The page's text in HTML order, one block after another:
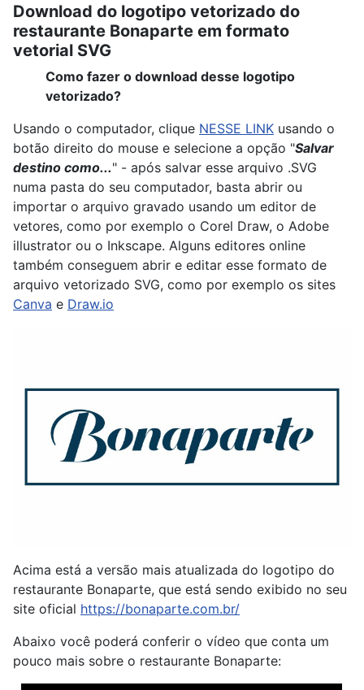
Download do logotipo vetorizado do
restaurante Bonaparte em formato
vetorial SVG
Como fazer o download desse logotipo
vetorizado?
Usando o computador, clique NESSE LINK usando o
botão direito do mouse e selecione a opção "Salvar
destino como..." - após salvar esse arquivo .SVG
numa pasta do seu computador, basta abrir ou
importar o arquivo gravado usando um editor de
vetores, como por exemplo o Corel Draw, o Adobe
illustrator ou o Inkscape. Alguns editores online
também conseguem abrir e editar esse formato de
arquivo vetorizado SVG, como por exemplo os sites
Canva e Draw.io
Acima está a versão mais atualizada do logotipo do
restaurante Bonaparte, que está sendo exibido no seu
site oficial https://bonaparte.com.br/
Abaixo você poderá conferir o vídeo que conta um
pouco mais sobre o restaurante Bonaparte: